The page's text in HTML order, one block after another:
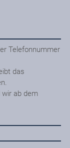
Telefonnummer
das
ab dem